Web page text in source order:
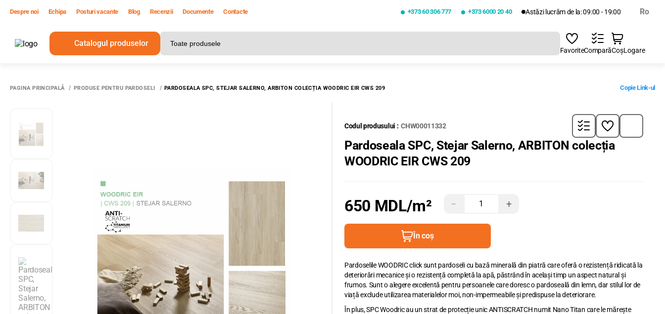
Despre noi Echipa Posturi vacante Blog Recenzii Documente Contacte +373 60 306 777 +373 6000 20 40 Astăzi lucrăm de la: 09:00 - 19:00 Ro
Catalogul produselor
FavoriteComparăCoșLogare
PAGINA PRINCIPALĂ PRODUSE PENTRU PARDOSELI PARDOSEALA SPC, STEJAR SALERNO, ARBITON COLECȚIA WOODRIC EIR CWS 209 Copie Link-ul
Codul produsului : CHW00011332
Pardoseala SPC, Stejar Salerno, ARBITON colecția
WOODRIC EIR CWS 209
650 MDL/m² − +
În coș
Pardoselile WOODRIC click sunt pardoseli cu bază minerală din piatră care oferă o rezistență ridicată la
deteriorări mecanice și o rezistență completă la apă, păstrând în același timp un aspect natural și
frumos. Sunt o alegere excelentă pentru persoanele care doresc o pardoseală din lemn, dar stilul lor de
viață exclude utilizarea materialelor moi, non-impermeabile și predispuse la deteriorare.
În plus, SPC Woodric au un strat de protecție unic ANTISCRATCH numit Nano Titan care le mărește